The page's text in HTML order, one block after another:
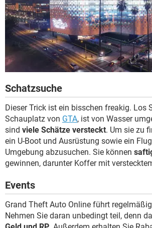
Schatzsuche
Dieser Trick ist ein bisschen freakig. Los
Schauplatz von GTA, ist von Wasser
sind viele Schätze versteckt. Um sie zu
ein U-Boot und Ausrüstung sowie ein
Umgebung abzusuchen. Sie können
gewinnen, darunter Koffer mit
Events
Grand Theft Auto Online führt regelmäßig
Nehmen Sie daran unbedingt teil, denn